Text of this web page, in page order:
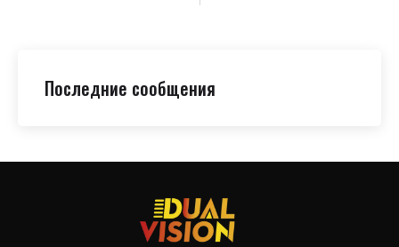
Последние сообщения